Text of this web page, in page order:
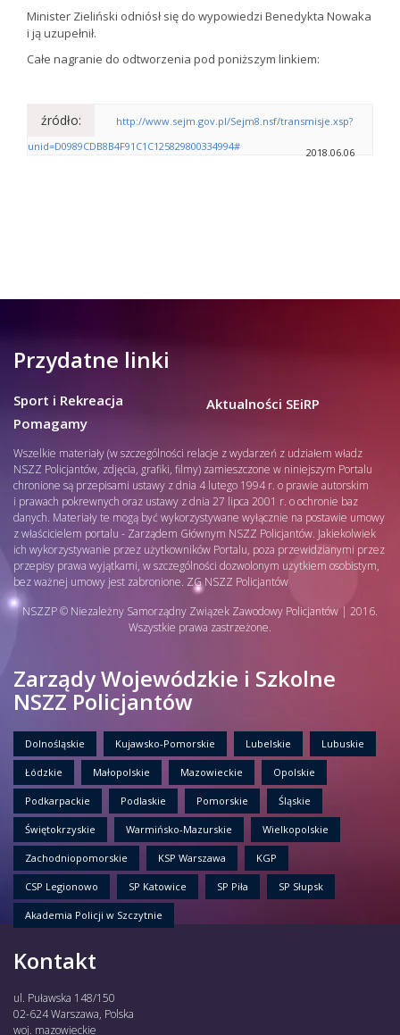
Minister Zieliński odniósł się do wypowiedzi Benedykta Nowaka
i ją uzupełnił.
Całe nagranie do odtworzenia pod poniższym linkiem:
źródło:
http://www.sejm.gov.pl/Sejm8.nsf/transmisje.xsp?
unid=D0989CDB8B4F91C1C125829800334994#
2018.06.06
Przydatne linki
Sport i Rekreacja
Pomagamy
Aktualności SEiRP
Wszelkie materiały (w szczególności relacje z wydarzeń z udziałem władz
NSZZ Policjantów, zdjęcia, grafiki, filmy) zamieszczone w niniejszym Portalu
chronione są przepisami ustawy z dnia 4 lutego 1994 r. o prawie autorskim
i prawach pokrewnych oraz ustawy z dnia 27 lipca 2001 r. o ochronie baz
danych. Materiały te mogą być wykorzystywane wyłącznie na postawie umowy
z właścicielem portalu - Zarządem Głównym NSZZ Policjantów. Jakiekolwiek
ich wykorzystywanie przez użytkowników Portalu, poza przewidzianymi przez
przepisy prawa wyjątkami, w szczególności dozwolonym użytkiem osobistym,
bez ważnej umowy jest zabronione. ZG NSZZ Policjantów
NSZZP © Niezależny Samorządny Związek Zawodowy Policjantów | 2016.
Wszystkie prawa zastrzeżone.
Zarządy Wojewódzkie i Szkolne
NSZZ Policjantów
Dolnośląskie Kujawsko-Pomorskie Lubelskie Lubuskie
Łódzkie Małopolskie Mazowieckie Opolskie
Podkarpackie Podlaskie Pomorskie Śląskie
Świętokrzyskie Warmińsko-Mazurskie Wielkopolskie
Zachodniopomorskie KSP Warszawa KGP
CSP Legionowo SP Katowice SP Piła SP Słupsk
Akademia Policji w Szczytnie
Kontakt
ul. Puławska 148/150
02-624 Warszawa, Polska
woj. mazowieckie